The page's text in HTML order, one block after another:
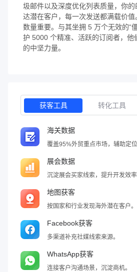
圾邮件以及深度优化列表质量，你
达潜在客户，每一次发送都满载价
数量重要。与其坐拥 5 万个无效的“
护 5000 个精准、活跃的订阅者，他
的中坚力量。
获客工具 转化工具
海关数据
覆盖95%外贸重点市场，辅助定位
展会数据
沉淀展会买家线索，提升开发效率
地图获客
按国家和行业发现海外潜在客户。
Facebook获客
多渠道补充社媒线索来源。
WhatsApp获客
连接客户沟通场景，沉淀商机。